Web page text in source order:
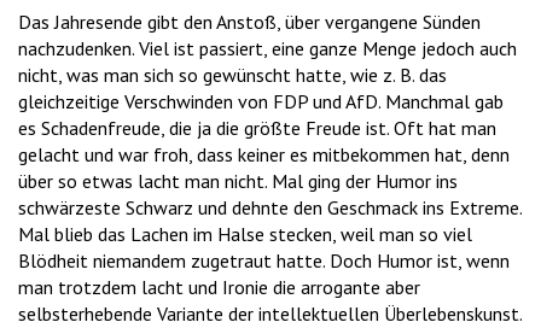
Das Jahresende gibt den Anstoß, über vergangene Sünden
nachzudenken. Viel ist passiert, eine ganze Menge jedoch auch
nicht, was man sich so gewünscht hatte, wie z. B. das
gleichzeitige Verschwinden von FDP und AfD. Manchmal gab
es Schadenfreude, die ja die größte Freude ist. Oft hat man
gelacht und war froh, dass keiner es mitbekommen hat, denn
über so etwas lacht man nicht. Mal ging der Humor ins
schwärzeste Schwarz und dehnte den Geschmack ins Extreme.
Mal blieb das Lachen im Halse stecken, weil man so viel
Blödheit niemandem zugetraut hatte. Doch Humor ist, wenn
man trotzdem lacht und Ironie die arrogante aber
selbsterhebende Variante der intellektuellen Überlebenskunst.